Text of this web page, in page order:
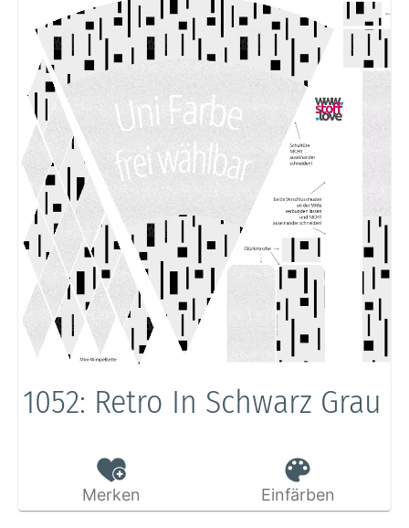
1052: Retro In Schwarz Grau
Merken Einfärben